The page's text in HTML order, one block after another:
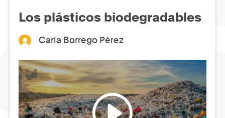
Los plásticos biodegradables
Carla Borrego Pérez